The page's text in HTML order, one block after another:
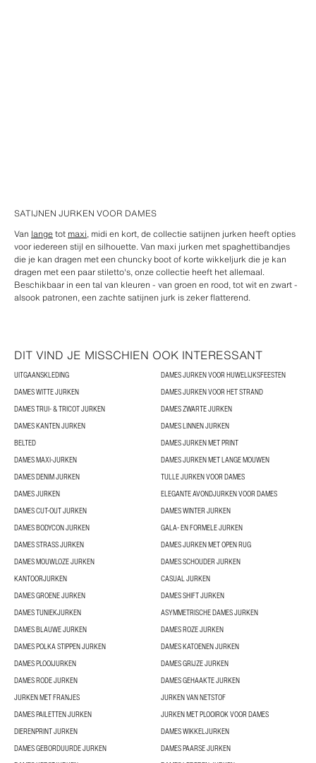
SATIJNEN JURKEN VOOR DAMES
Van langetot maxi, midi en kort, de collectie satijnen jurken heeft opties
voor iedereen stijl en silhouette. Van maxi jurken met spaghettibandjes
die je kan dragen met een chuncky boot of korte wikkeljurk die je kan
dragen met een paar stiletto's, onze collectie heeft het allemaal.
Beschikbaar in een tal van kleuren - van groen en rood, tot wit en zwart -
alsook patronen, een zachte satijnen jurk is zeker flatterend.
DIT VIND JE MISSCHIEN OOK INTERESSANT
UITGAANSKLEDING
DAMES JURKEN VOOR HUWELIJKSFEESTEN
DAMES WITTE JURKEN
DAMES JURKEN VOOR HET STRAND
DAMES TRUI- & TRICOT JURKEN
DAMES ZWARTE JURKEN
DAMES KANTEN JURKEN
DAMES LINNEN JURKEN
BELTED
DAMES JURKEN MET PRINT
DAMES MAXI-JURKEN
DAMES JURKEN MET LANGE MOUWEN
DAMES DENIM JURKEN
TULLE JURKEN VOOR DAMES
DAMES JURKEN
ELEGANTE AVONDJURKEN VOOR DAMES
DAMES CUT-OUT JURKEN
DAMES WINTER JURKEN
DAMES BODYCON JURKEN
GALA- EN FORMELE JURKEN
DAMES STRASS JURKEN
DAMES JURKEN MET OPEN RUG
DAMES MOUWLOZE JURKEN
DAMES SCHOUDER JURKEN
KANTOORJURKEN
CASUAL JURKEN
DAMES GROENE JURKEN
DAMES SHIFT JURKEN
DAMES TUNIEKJURKEN
ASYMMETRISCHE DAMES JURKEN
DAMES BLAUWE JURKEN
DAMES ROZE JURKEN
DAMES POLKA STIPPEN JURKEN
DAMES KATOENEN JURKEN
DAMES PLOOIJURKEN
DAMES GRIJZE JURKEN
DAMES RODE JURKEN
DAMES GEHAAKTE JURKEN
JURKEN MET FRANJES
JURKEN VAN NETSTOF
DAMES PAILETTEN JURKEN
JURKEN MET PLOOIROK VOOR DAMES
DIERENPRINT JURKEN
DAMES WIKKELJURKEN
DAMES GEBORDUURDE JURKEN
DAMES PAARSE JURKEN